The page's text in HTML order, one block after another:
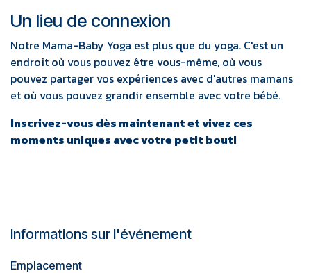
Un lieu de connexion
Notre Mama-Baby Yoga est plus que du yoga. C'est un
endroit où vous pouvez être vous-même, où vous
pouvez partager vos expériences avec d'autres mamans
et où vous pouvez grandir ensemble avec votre bébé.
Inscrivez-vous dès maintenant et vivez ces
moments uniques avec votre petit bout!
Informations sur l'événement
Emplacement